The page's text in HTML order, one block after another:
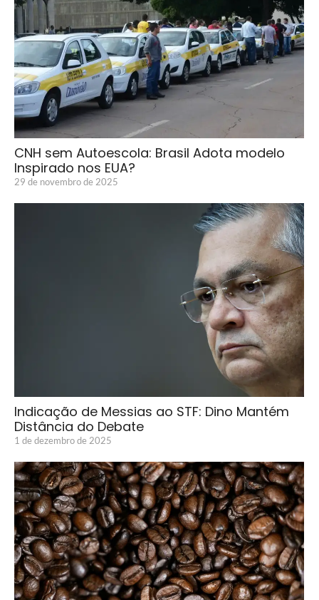
CNH sem Autoescola: Brasil Adota modelo
Inspirado nos EUA?
29 de novembro de 2025
Indicação de Messias ao STF: Dino Mantém
Distância do Debate
1 de dezembro de 2025